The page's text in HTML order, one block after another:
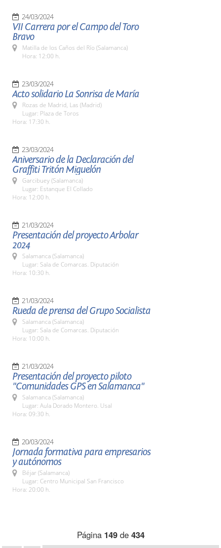
24/03/2024
VII Carrera por el Campo del Toro
Bravo
Matilla de los Caños del Río (Salamanca)
Hora: 12:00 h.
23/03/2024
Acto solidario La Sonrisa de María
Rozas de Madrid, Las (Madrid)
Lugar: Plaza de Toros
Hora: 17:30 h.
23/03/2024
Aniversario de la Declaración del
Graffiti Tritón Miguelón
Garcibuey (Salamanca)
Lugar: Estanque El Collado
Hora: 12:00 h.
21/03/2024
Presentación del proyecto Arbolar
2024
Salamanca (Salamanca)
Lugar: Sala de Comarcas. Diputación
Hora: 10:30 h.
21/03/2024
Rueda de prensa del Grupo Socialista
Salamanca (Salamanca)
Lugar: Sala de Comarcas. Diputación
Hora: 10:00 h.
21/03/2024
Presentación del proyecto piloto
"Comunidades GPS en Salamanca"
Salamanca (Salamanca)
Lugar: Aula Dorado Montero. Usal
Hora: 09:30 h.
20/03/2024
Jornada formativa para empresarios
y autónomos
Béjar (Salamanca)
Lugar: Centro Municipal San Francisco
Hora: 20:00 h.
Página 149de 434